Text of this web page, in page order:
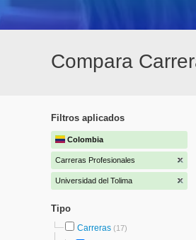
Compara
Filtros aplicados
Colombia
Carreras Profesionales
Universidad del Tolima
Tipo
Carreras (17)